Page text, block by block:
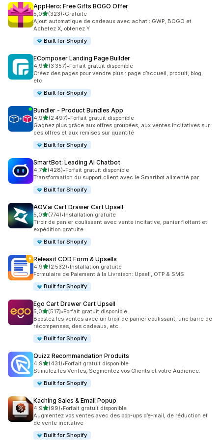
AppHero: Free Gifts BOGO Offer
5,0étoile(s) sur 5
(323)
323 avis au total
•Gratuite
Ajout automatique de cadeaux avec achat : GWP, BOGO et
Achetez X, obtenez Y
Built for Shopify
EComposer Landing Page Builder
4,9étoile(s) sur 5
(3 357)
3357 avis au total
•Forfait gratuit disponible
Créez des pages pour vendre plus : page d’accueil, produit, blog,
etc.
Built for Shopify
Bundler ‑ Product Bundles App
4,9étoile(s) sur 5
(2 497)
2497 avis au total
•Forfait gratuit disponible
Gagnez plus grâce aux offres groupées, aux ventes incitatives sur
ces offres et aux remises sur quantité
Built for Shopify
SmartBot: Leading AI Chatbot
4,7étoile(s) sur 5
(428)
428 avis au total
•Forfait gratuit disponible
Transformation du support client avec le Smartbot alimenté par
Built for Shopify
AOV.ai Cart Drawer Cart Upsell
5,0étoile(s) sur 5
(774)
774 avis au total
•Installation gratuite
Tiroir de panier coulissant avec vente incitative, panier flottant et
expédition gratuite
Built for Shopify
Releasit COD Form & Upsells
4,9étoile(s) sur 5
(2 532)
2532 avis au total
•Installation gratuite
Formulaire de Paiement à la Livraison: Upsell, OTP & SMS
Built for Shopify
Ego Cart Drawer Cart Upsell
5,0étoile(s) sur 5
(517)
517 avis au total
•Forfait gratuit disponible
Boostez les ventes avec un tiroir de panier coulissant, une barre de
récompenses, des cadeaux, etc.
Built for Shopify
Quizz Recommandation Produits
4,9étoile(s) sur 5
(431)
431 avis au total
•Forfait gratuit disponible
Stimulez les Ventes, Segmentez vos Clients et votre Audience.
Built for Shopify
Kaching Sales & Email Popup
4,9étoile(s) sur 5
(99)
99 avis au total
•Forfait gratuit disponible
Augmentez vos ventes avec des pop-ups d’e-mail, de réduction et
de vente incitative
Built for Shopify